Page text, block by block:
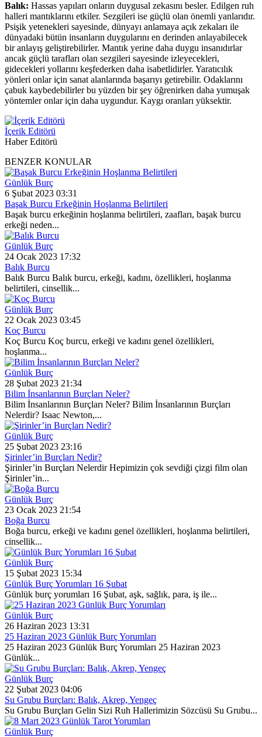
Balık: Hassas yapıları onların duygusal zekasını besler. Edilgen ruh
halleri mantıklarını etkiler. Sezgileri ise güçlü olan önemli yanlarıdır.
Psişik yetenekleri sayesinde, dünyayı anlamaya açık zekaları ile
dünyadaki bütün insanların duygularını en derinden anlayabilecek
bir anlayış geliştirebilirler. Mantık yerine daha duygu insanıdırlar
ancak güçlü tarafları olan sezgileri sayesinde izleyecekleri,
gidecekleri yollarını keşfederken daha isabetlidirler. Yaratıcılık
yönleri onlar için sanat alanlarında başarıyı getirebilir. Odaklarını
çabuk kaybedebilirler bu yüzden bir şey öğrenirken daha yumuşak
yöntemler onlar için daha uygundur. Kaygı oranları yüksektir.
İçerik Editörü
Haber Editörü
BENZER KONULAR
Günlük Burç
6 Şubat 2023 03:31
Başak Burcu Erkeğinin Hoşlanma Belirtileri
Başak burcu erkeğinin hoşlanma belirtileri, zaafları, başak burcu
erkeği neden...
Günlük Burç
24 Ocak 2023 17:32
Balık Burcu
Balık Burcu Balık burcu, erkeği, kadını, özellikleri, hoşlanma
belirtileri, cinsellik...
Günlük Burç
22 Ocak 2023 03:45
Koç Burcu
Koç Burcu Koç burcu, erkeği ve kadını genel özellikleri,
hoşlanma...
Günlük Burç
28 Şubat 2023 21:34
Bilim İnsanlarının Burçları Neler?
Bilim İnsanlarının Burçları Neler? Bilim İnsanlarının Burçları
Nelerdir? Isaac Newton,...
Günlük Burç
25 Şubat 2023 23:16
Şirinler’in Burçları Nedir?
Şirinler’in Burçları Nelerdir Hepimizin çok sevdiği çizgi film olan
Şirinler’in...
Günlük Burç
23 Ocak 2023 21:54
Boğa Burcu
Boğa burcu, erkeği ve kadını genel özellikleri, hoşlanma belirtileri,
cinsellik...
Günlük Burç
15 Şubat 2023 15:34
Günlük Burç Yorumları 16 Şubat
Günlük burç yorumları 16 Şubat, aşk, sağlık, para, iş ile...
Günlük Burç
26 Haziran 2023 13:31
25 Haziran 2023 Günlük Burç Yorumları
25 Haziran 2023 Günlük Burç Yorumları 25 Haziran 2023
Günlük...
Günlük Burç
22 Şubat 2023 04:06
Su Grubu Burçları: Balık, Akrep, Yengeç
Su Grubu Burçları Gelin Sizi Ruh Hallerimizin Sözcüsü Su Grubu...
Günlük Burç